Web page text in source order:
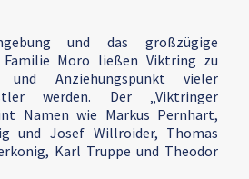
und das großzügige
Familie Moro ließen Viktring zu
und Anziehungspunkt vieler
werden. Der „Viktringer
Namen wie Markus Pernhart,
und Josef Willroider, Thomas
Karl Truppe und Theodor